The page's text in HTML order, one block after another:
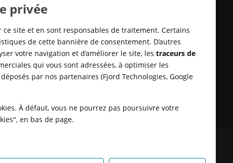
bénéficie de la solidité et de
l'ancrage territorial d'un des
leaders de la
banque
de proximité
en Europe.
E-immobilier
Crédit Sofinco
Square Habitat : Location
logement
HONORAIRES TRANSACTION HONORAIRES LOCATION
privée
site et en sont responsables de traitement. Certains
de cette bannière de consentement. D’autres
votre navigation et d’améliorer le site, les traceurs de
qui vous sont adressées, à optimiser les
par nos partenaires (Fjord Technologies, Google
À défaut, vous ne pourrez pas poursuivre votre
en bas de page.